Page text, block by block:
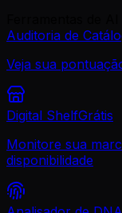
Auditoria de
Veja sua
Digital ShelfGrátis
Monitore sua
disponibilidade